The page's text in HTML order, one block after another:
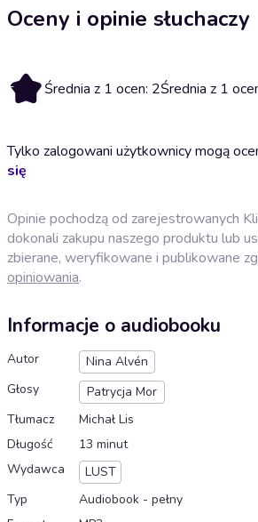
Oceny i opinie słuchaczy
2 Średnia z 1 ocen: 2Średnia z 1
Tylko zalogowani użytkownicy mogą
się
Opinie pochodzą od zarejestrowanych
dokonali zakupu naszego produktu lub
zbierane, weryfikowane i publikowane
opiniowania.
Informacje o audiobooku
Autor
Nina Alvén
Głosy
Patrycja Mor
Tłumacz
Michał Lis
Długość
13 minut
Wydawca
LUST
Typ
Audiobook - pełny